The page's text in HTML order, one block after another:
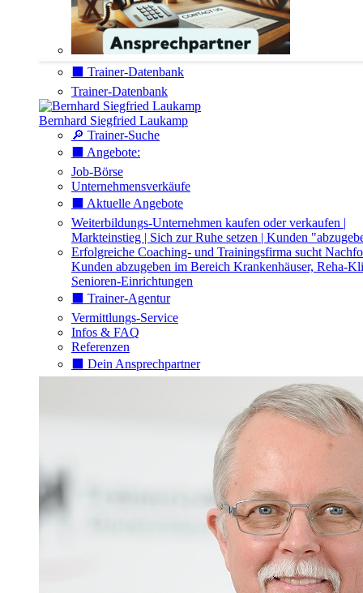
⬛️ Trainer-Datenbank
Trainer-Datenbank
Bernhard Siegfried Laukamp
🔎 Trainer-Suche
⬛️ Angebote:
Job-Börse
Unternehmensverkäufe
⬛️ Aktuelle Angebote
Weiterbildungs-Unternehmen kaufen oder verkaufen |
Markteinstieg | Sich zur Ruhe setzen | Kunden
Erfolgreiche Coaching- und Trainingsfirma sucht
Kunden abzugeben im Bereich Krankenhäuser, Reha-
Senioren-Einrichtungen
⬛️ Trainer-Agentur
Vermittlungs-Service
Infos & FAQ
Referenzen
⬛️ Dein Ansprechpartner